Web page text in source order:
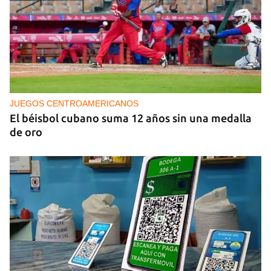
PODCAST
Cafecito informativo del viernes 7 de agosto de
2026
JUEGOS CENTROAMERICANOS
El béisbol cubano suma 12 años sin una medalla
de oro